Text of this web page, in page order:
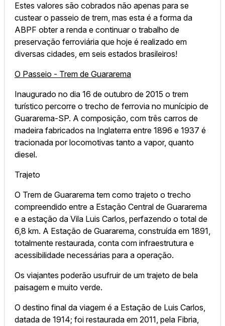
Estes valores são cobrados não apenas para se
custear o passeio de trem, mas esta é a forma da
ABPF obter a renda e continuar o trabalho de
preservação ferroviária que hoje é realizado em
diversas cidades, em seis estados brasileiros!
O Passeio - Trem de Guararema
Inaugurado no dia 16 de outubro de 2015 o trem
turístico percorre o trecho de ferrovia no munícipio de
Guararema-SP. A composição, com três carros de
madeira fabricados na Inglaterra entre 1896 e 1937 é
tracionada por locomotivas tanto a vapor, quanto
diesel.
Trajeto
O Trem de Guararema tem como trajeto o trecho
compreendido entre a Estação Central de Guararema
e a estação da Vila Luis Carlos, perfazendo o total de
6,8 km. A Estação de Guararema, construída em 1891,
totalmente restaurada, conta com infraestrutura e
acessibilidade necessárias para a operação.
Os viajantes poderão usufruir de um trajeto de bela
paisagem e muito verde.
O destino final da viagem é a Estação de Luis Carlos,
datada de 1914; foi restaurada em 2011, pela Fibria,